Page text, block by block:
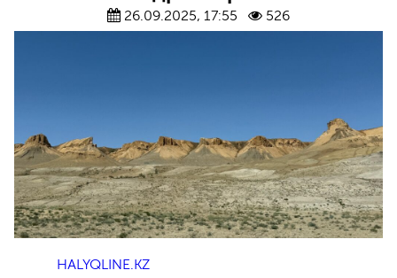
26.09.2025, 17:55 526
HALYQLINE.KZ